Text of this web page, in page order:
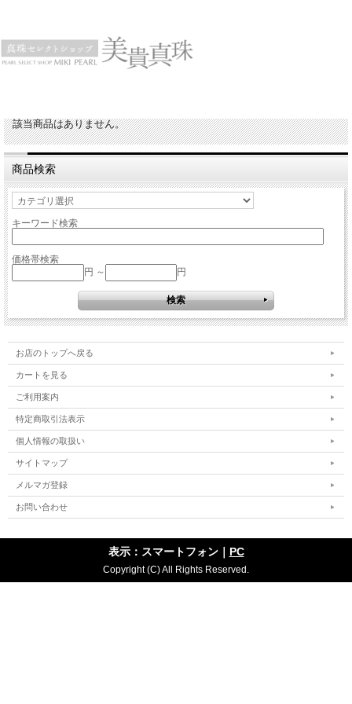
該当商品はありません。
商品検索
キーワード検索
価格帯検索
円 ～
円
お店のトップへ戻る
カートを見る
ご利用案内
特定商取引法表示
個人情報の取扱い
サイトマップ
メルマガ登録
お問い合わせ
表示：スマートフォン｜ PC
Copyright (C) All Rights Reserved.